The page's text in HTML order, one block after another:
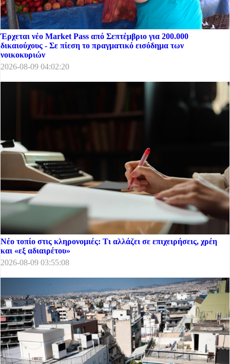
Έρχεται νέο Market Pass από Σεπτέμβριο για 200.000
δικαιούχους - Σε πίεση το πραγματικό εισόδημα των
νοικοκυριών
2026-08-09 04:02:20
Νέο τοπίο στις κληρονομιές: Τι αλλάζει σε επιχειρήσεις, χρέη
και «εξ αδιαιρέτου»
2026-08-09 03:55:08